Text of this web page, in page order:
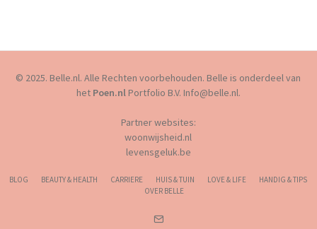
© 2025. Belle.nl. Alle Rechten voorbehouden. Belle is onderdeel van
het Poen.nlPortfolio B.V. Info@belle.nl.
Partner websites:
woonwijsheid.nl
levensgeluk.be
BLOG BEAUTY & HEALTH CARRIERE HUIS & TUIN LOVE & LIFE
HANDIG & TIPS
OVER BELLE